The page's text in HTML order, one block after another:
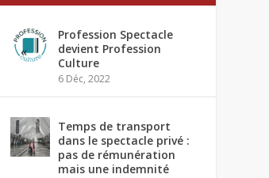
Profession Spectacle
devient Profession
Culture
6 Déc, 2022
Temps de transport
dans le spectacle privé :
pas de rémunération
mais une indemnité